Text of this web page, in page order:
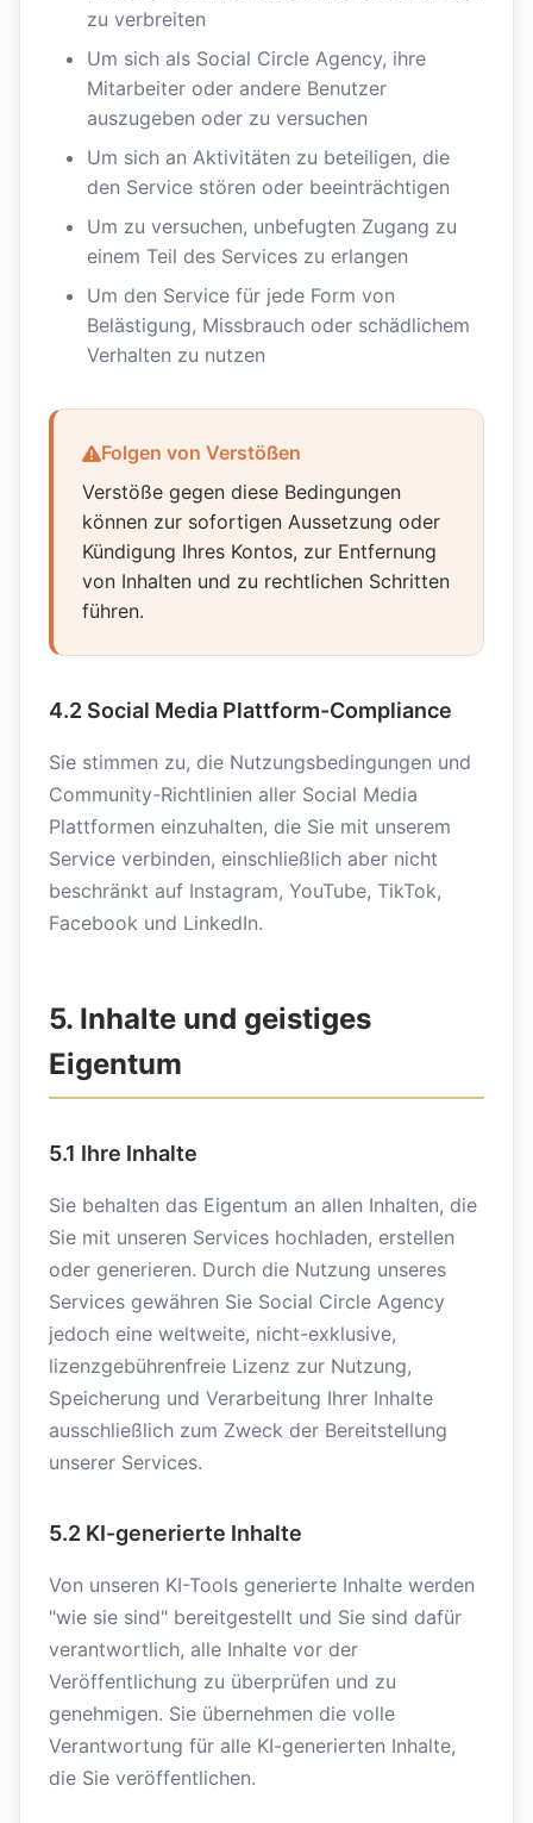
zu verbreiten
Um sich als Social Circle Agency, ihre
Mitarbeiter oder andere Benutzer
auszugeben oder zu versuchen
Um sich an Aktivitäten zu beteiligen, die
den Service stören oder beeinträchtigen
Um zu versuchen, unbefugten Zugang zu
einem Teil des Services zu erlangen
Um den Service für jede Form von
Belästigung, Missbrauch oder schädlichem
Verhalten zu nutzen
Folgen von Verstößen
Verstöße gegen diese Bedingungen
können zur sofortigen Aussetzung oder
Kündigung Ihres Kontos, zur Entfernung
von Inhalten und zu rechtlichen Schritten
führen.
4.2 Social Media Plattform-Compliance
Sie stimmen zu, die Nutzungsbedingungen und
Community-Richtlinien aller Social Media
Plattformen einzuhalten, die Sie mit unserem
Service verbinden, einschließlich aber nicht
beschränkt auf Instagram, YouTube, TikTok,
Facebook und LinkedIn.
5. Inhalte und geistiges
Eigentum
5.1 Ihre Inhalte
Sie behalten das Eigentum an allen Inhalten, die
Sie mit unseren Services hochladen, erstellen
oder generieren. Durch die Nutzung unseres
Services gewähren Sie Social Circle Agency
jedoch eine weltweite, nicht-exklusive,
lizenzgebührenfreie Lizenz zur Nutzung,
Speicherung und Verarbeitung Ihrer Inhalte
ausschließlich zum Zweck der Bereitstellung
unserer Services.
5.2 KI-generierte Inhalte
Von unseren KI-Tools generierte Inhalte werden
"wie sie sind" bereitgestellt und Sie sind dafür
verantwortlich, alle Inhalte vor der
Veröffentlichung zu überprüfen und zu
genehmigen. Sie übernehmen die volle
Verantwortung für alle KI-generierten Inhalte,
die Sie veröffentlichen.